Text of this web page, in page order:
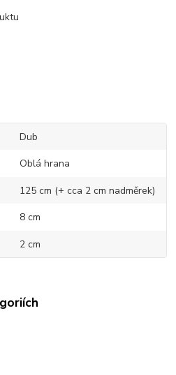
Dub
Oblá hrana
125 cm (+ cca 2 cm nadměrek)
8 cm
2 cm